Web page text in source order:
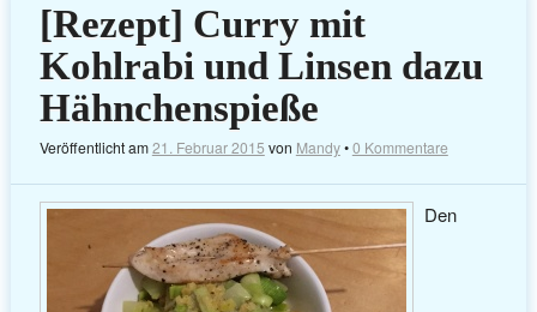
[Rezept] Curry mit
Kohlrabi und Linsen dazu
Hähnchenspieße
Veröffentlicht am21. Februar 2015 von Mandy•0 Kommentare
Den